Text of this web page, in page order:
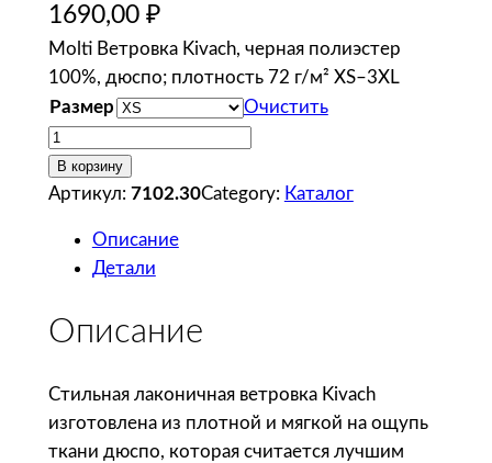
1690,00 ₽
Molti Ветровка Kivach, черная полиэстер
100%, дюспо; плотность 72 г/м² XS–3XL
Размер
Очистить
К
о
л
т
о
т
о
В корзину
Артикул: 7102.30Category: Каталог
Описание
Детали
Описание
Стильная лаконичная ветровка Kivach
изготовлена из плотной и мягкой на ощупь
ткани дюспо, которая считается лучшим